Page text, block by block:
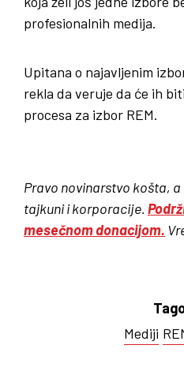
profesionalnih medija.
Upitana o najavljenim
rekla da veruje da će ih
procesa za izbor REM.
Pravo novinarstvo košta,
tajkuni i korporacije.
mesečnom donacijom.
Mediji